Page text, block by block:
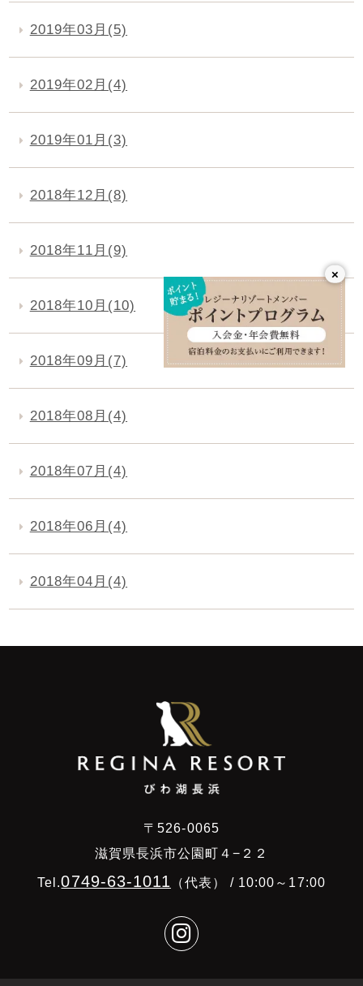
2019年03月(5)
2019年02月(4)
2019年01月(3)
2018年12月(8)
2018年11月(9)
2018年10月(10)
2018年09月(7)
2018年08月(4)
2018年07月(4)
2018年06月(4)
2018年04月(4)
〒526-0065
滋賀県長浜市公園町４−２２
Tel.0749-63-1011 （代表） / 10:00～17:00
×